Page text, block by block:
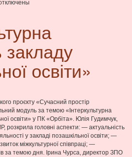
закладу
освіти»
проєкту «Сучасний простір
модуль за темою «Інтеркультурна
освіти» у ПК «Орбіта». Юлія Гудимчук,
головні аспекти: — актуальність
у закладі позашкільної освіти; —
міжкультурної співпраці; —
за темою дня. Ірина Чурса, директор ЗПО